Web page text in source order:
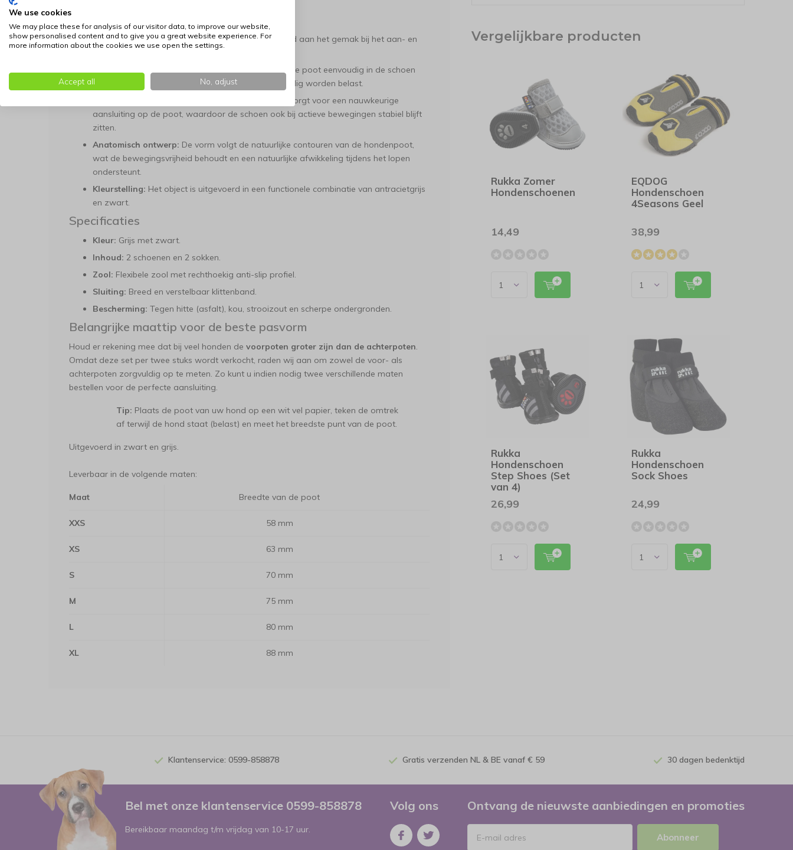
Gebruik en pasvorm
Bij de ontwikkeling van dit model is veel aandacht besteed aan het gemak bij het aan- en
uittrekken en een betrouwbare fixatie.
Dankzij de extra ruime opening kan de poot eenvoudig in de schoen
worden geplaatst, zonder dat de gewrichten onnodig worden belast.
De stevige band zorgt voor een nauwkeurige
aansluiting op de poot, waardoor de schoen ook bij actieve bewegingen stabiel blijft
zitten.
Anatomisch ontwerp: De vorm volgt de natuurlijke contouren van de hondenpoot,
wat de bewegingsvrijheid behoudt en een natuurlijke afwikkeling tijdens het lopen
ondersteunt.
Kleurstelling: Het object is uitgevoerd in een functionele combinatie van antracietgrijs
en zwart.
Specificaties
Kleur: Grijs met zwart.
Inhoud: 2 schoenen en 2 sokken.
Zool: Flexibele zool met rechthoekig anti-slip profiel.
Sluiting: Breed en verstelbaar klittenband.
Bescherming: Tegen hitte (asfalt), kou, strooizout en scherpe ondergronden.
Belangrijke maattip voor de beste pasvorm
Houd er rekening mee dat bij veel honden de voorpoten groter zijn dan de achterpoten.
Omdat deze set per twee stuks wordt verkocht, raden wij aan om zowel de voor- als
achterpoten zorgvuldig op te meten. Zo kunt u indien nodig twee verschillende maten
bestellen voor de perfecte aansluiting.
Tip: Plaats de poot van uw hond op een wit vel papier, teken de omtrek
af terwijl de hond staat (belast) en meet het breedste punt van de poot.
Uitgevoerd in zwart en grijs.
Leverbaar in de volgende maten:
Maat Breedte van de poot
XXS 58 mm
XS 63 mm
S 70 mm
M 75 mm
L 80 mm
XL 88 mm
Vergelijkbare producten
Rukka Zomer
Hondenschoenen
14,49
EQDOG
Hondenschoen
4Seasons Geel
38,99
Rukka
Hondenschoen
Step Shoes (Set
van 4)
26,99
Rukka
Hondenschoen
Sock Shoes
24,99
Klantenservice: 0599-858878 Gratis verzenden NL & BE vanaf € 59 30 dagen bedenktijd
Bel met onze klantenservice 0599-858878
Bereikbaar maandag t/m vrijdag van 10-17 uur.
Volg ons Ontvang de nieuwste aanbiedingen en promoties
Abonneer
We use cookies
We may place these for analysis of our visitor data, to improve our website,
show personalised content and to give you a great website experience. For
more information about the cookies we use open the settings.
Accept all No, adjust